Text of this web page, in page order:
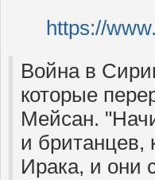
https://
Война в
которые
Мейсан.
и британцев,
Ирака, и они